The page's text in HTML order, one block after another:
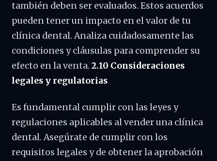
también deben ser evaluados. Estos acuerdos
pueden tener un impacto en el valor de tu
clínica dental. Analiza cuidadosamente las
condiciones y cláusulas para comprender su
efecto en la venta. 2.10 Consideraciones
legales y regulatorias
Es fundamental cumplir con las leyes y
regulaciones aplicables al vender una clínica
dental. Asegúrate de cumplir con los
requisitos legales y de obtener la aprobación